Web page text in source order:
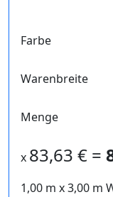
Farbe
Warenbreite
Menge
x 83,63 € =
1,00 m x3,00 m